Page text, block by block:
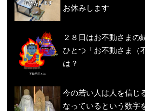
お休みします
２８日はお不動さまの
ひとつ「お不動さま（
は？
今の若い人は人を信じ
なっているという数字